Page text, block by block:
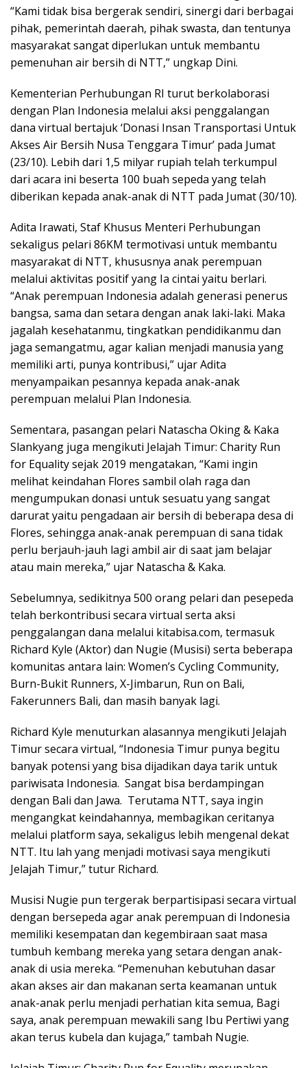
“Kami tidak bisa bergerak sendiri, sinergi dari berbagai
pihak, pemerintah daerah, pihak swasta, dan tentunya
masyarakat sangat diperlukan untuk membantu
pemenuhan air bersih di NTT,” ungkap Dini.
Kementerian Perhubungan RI turut berkolaborasi
dengan Plan Indonesia melalui aksi penggalangan
dana virtual bertajuk ‘Donasi Insan Transportasi Untuk
Akses Air Bersih Nusa Tenggara Timur’ pada Jumat
(23/10). Lebih dari 1,5 milyar rupiah telah terkumpul
dari acara ini beserta 100 buah sepeda yang telah
diberikan kepada anak-anak di NTT pada Jumat (30/10).
Adita Irawati, Staf Khusus Menteri Perhubungan
sekaligus pelari 86KM termotivasi untuk membantu
masyarakat di NTT, khususnya anak perempuan
melalui aktivitas positif yang Ia cintai yaitu berlari.
“Anak perempuan Indonesia adalah generasi penerus
bangsa, sama dan setara dengan anak laki-laki. Maka
jagalah kesehatanmu, tingkatkan pendidikanmu dan
jaga semangatmu, agar kalian menjadi manusia yang
memiliki arti, punya kontribusi,” ujar Adita
menyampaikan pesannya kepada anak-anak
perempuan melalui Plan Indonesia.
Sementara, pasangan pelari Natascha Oking & Kaka
Slankyang juga mengikuti Jelajah Timur: Charity Run
for Equality sejak 2019 mengatakan, “Kami ingin
melihat keindahan Flores sambil olah raga dan
mengumpukan donasi untuk sesuatu yang sangat
darurat yaitu pengadaan air bersih di beberapa desa di
Flores, sehingga anak-anak perempuan di sana tidak
perlu berjauh-jauh lagi ambil air di saat jam belajar
atau main mereka,” ujar Natascha & Kaka.
Sebelumnya, sedikitnya 500 orang pelari dan pesepeda
telah berkontribusi secara virtual serta aksi
penggalangan dana melalui kitabisa.com, termasuk
Richard Kyle (Aktor) dan Nugie (Musisi) serta beberapa
komunitas antara lain: Women’s Cycling Community,
Burn-Bukit Runners, X-Jimbarun, Run on Bali,
Fakerunners Bali, dan masih banyak lagi.
Richard Kyle menuturkan alasannya mengikuti Jelajah
Timur secara virtual, “Indonesia Timur punya begitu
banyak potensi yang bisa dijadikan daya tarik untuk
pariwisata Indonesia. Sangat bisa berdampingan
dengan Bali dan Jawa. Terutama NTT, saya ingin
mengangkat keindahannya, membagikan ceritanya
melalui platform saya, sekaligus lebih mengenal dekat
NTT. Itu lah yang menjadi motivasi saya mengikuti
Jelajah Timur,” tutur Richard.
Musisi Nugie pun tergerak berpartisipasi secara virtual
dengan bersepeda agar anak perempuan di Indonesia
memiliki kesempatan dan kegembiraan saat masa
tumbuh kembang mereka yang setara dengan anak-
anak di usia mereka. “Pemenuhan kebutuhan dasar
akan akses air dan makanan serta keamanan untuk
anak-anak perlu menjadi perhatian kita semua, Bagi
saya, anak perempuan mewakili sang Ibu Pertiwi yang
akan terus kubela dan kujaga,” tambah Nugie.